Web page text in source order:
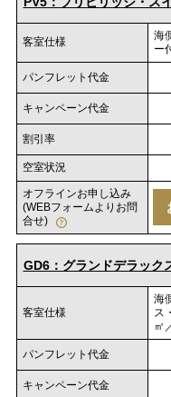
客室仕様
海
ー
パンフレット代金
キャンペーン代金
割引率
空室状況
オフラインお申し込み
(WEBフォームよりお問
合せ)
GD6：グランドデラック
客室仕様
海
ス
㎡
パンフレット代金
キャンペーン代金